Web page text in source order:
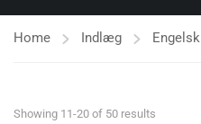
Home Indlæg Engelsk
Showing 11-20 of 50 results